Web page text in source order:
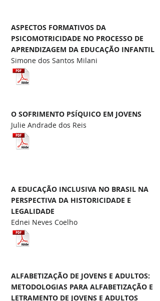
Simone dos Santos Milani
ASPECTOS FORMATIVOS DA
PSICOMOTRICIDADE NO PROCESSO DE
APRENDIZAGEM DA EDUCAÇÃO INFANTIL
Julie Andrade dos Reis
O SOFRIMENTO PSÍQUICO EM JOVENS
Ednei Neves Coelho
A EDUCAÇÃO INCLUSIVA NO BRASIL NA
PERSPECTIVA DA HISTORICIDADE E
LEGALIDADE
ALFABETIZAÇÃO DE JOVENS E ADULTOS:
METODOLOGIAS PARA ALFABETIZAÇÃO E
LETRAMENTO DE JOVENS E ADULTOS